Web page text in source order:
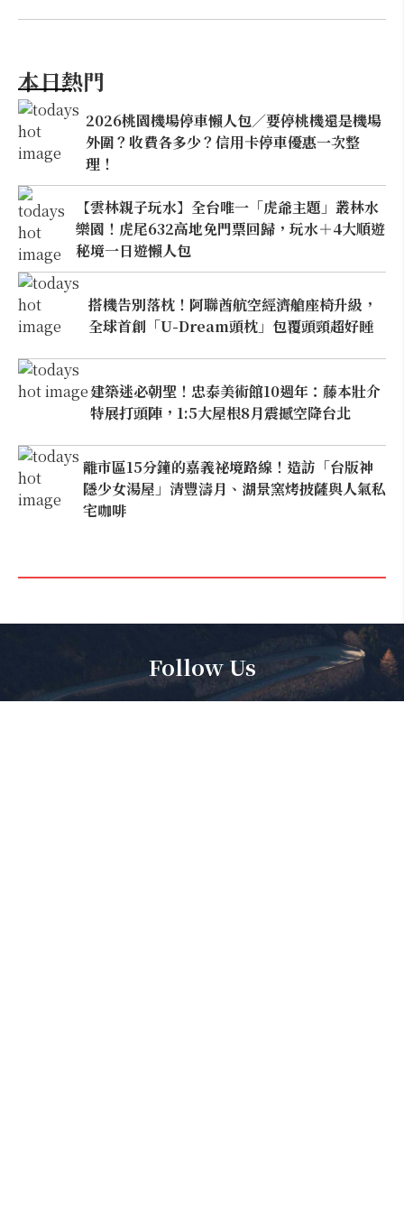
本日熱門
2026桃園機場停車懶人包／要停桃機還是機場
外圍？收費各多少？信用卡停車優惠一次整
理！
【雲林親子玩水】全台唯一「虎爺主題」叢林水
樂園！虎尾632高地免門票回歸，玩水＋4大順遊
秘境一日遊懶人包
搭機告別落枕！阿聯酋航空經濟艙座椅升級，
全球首創「U-Dream頭枕」包覆頭頸超好睡
建築迷必朝聖！忠泰美術館10週年：藤本壯介
特展打頭陣，1:5大屋根8月震撼空降台北
離市區15分鐘的嘉義祕境路線！造訪「台版神
隱少女湯屋」清豐濤月、湖景窯烤披薩與人氣私
宅咖啡
Follow Us